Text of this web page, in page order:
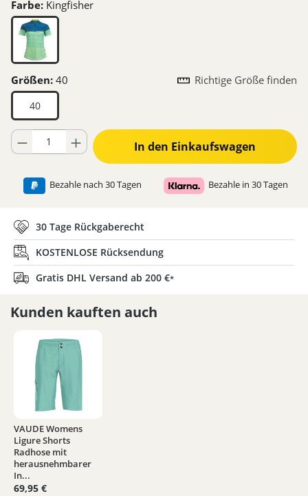
Farbe: Kingfisher
Größen: 40 Richtige Größe finden
40
Produkt Anzahl: Gib den gewünschten Wert ein oder benutze die
In den Einkaufswagen
Bezahle nach 30 Tagen Bezahle in 30 Tagen
30 Tage Rückgaberecht
KOSTENLOSE Rücksendung
Gratis DHL Versand ab 200 €*
Kunden kauften auch
VAUDE Womens
Ligure Shorts
Radhose mit
herausnehmbarer
In...
69,95 €